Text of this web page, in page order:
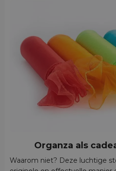
Organza als
Waarom niet? Deze luchtige